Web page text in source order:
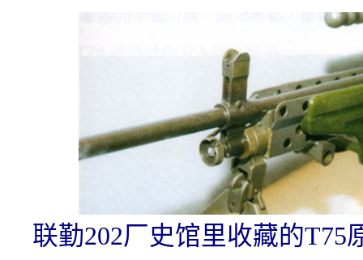
联勤202厂史馆里收藏的